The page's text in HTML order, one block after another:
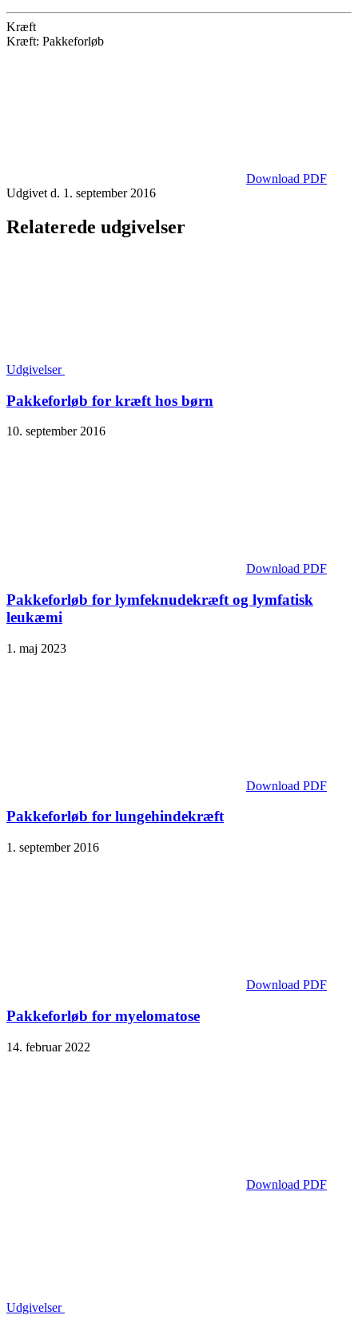
Kræft
Kræft: Pakkeforløb
Download PDF
Udgivet d. 1. september 2016
Relaterede udgivelser
Udgivelser
Pakkeforløb for kræft hos børn
10. september 2016
Download PDF
Pakkeforløb for lymfeknudekræft og lymfatisk
leukæmi
1. maj 2023
Download PDF
Pakkeforløb for lungehindekræft
1. september 2016
Download PDF
Pakkeforløb for myelomatose
14. februar 2022
Download PDF
Udgivelser